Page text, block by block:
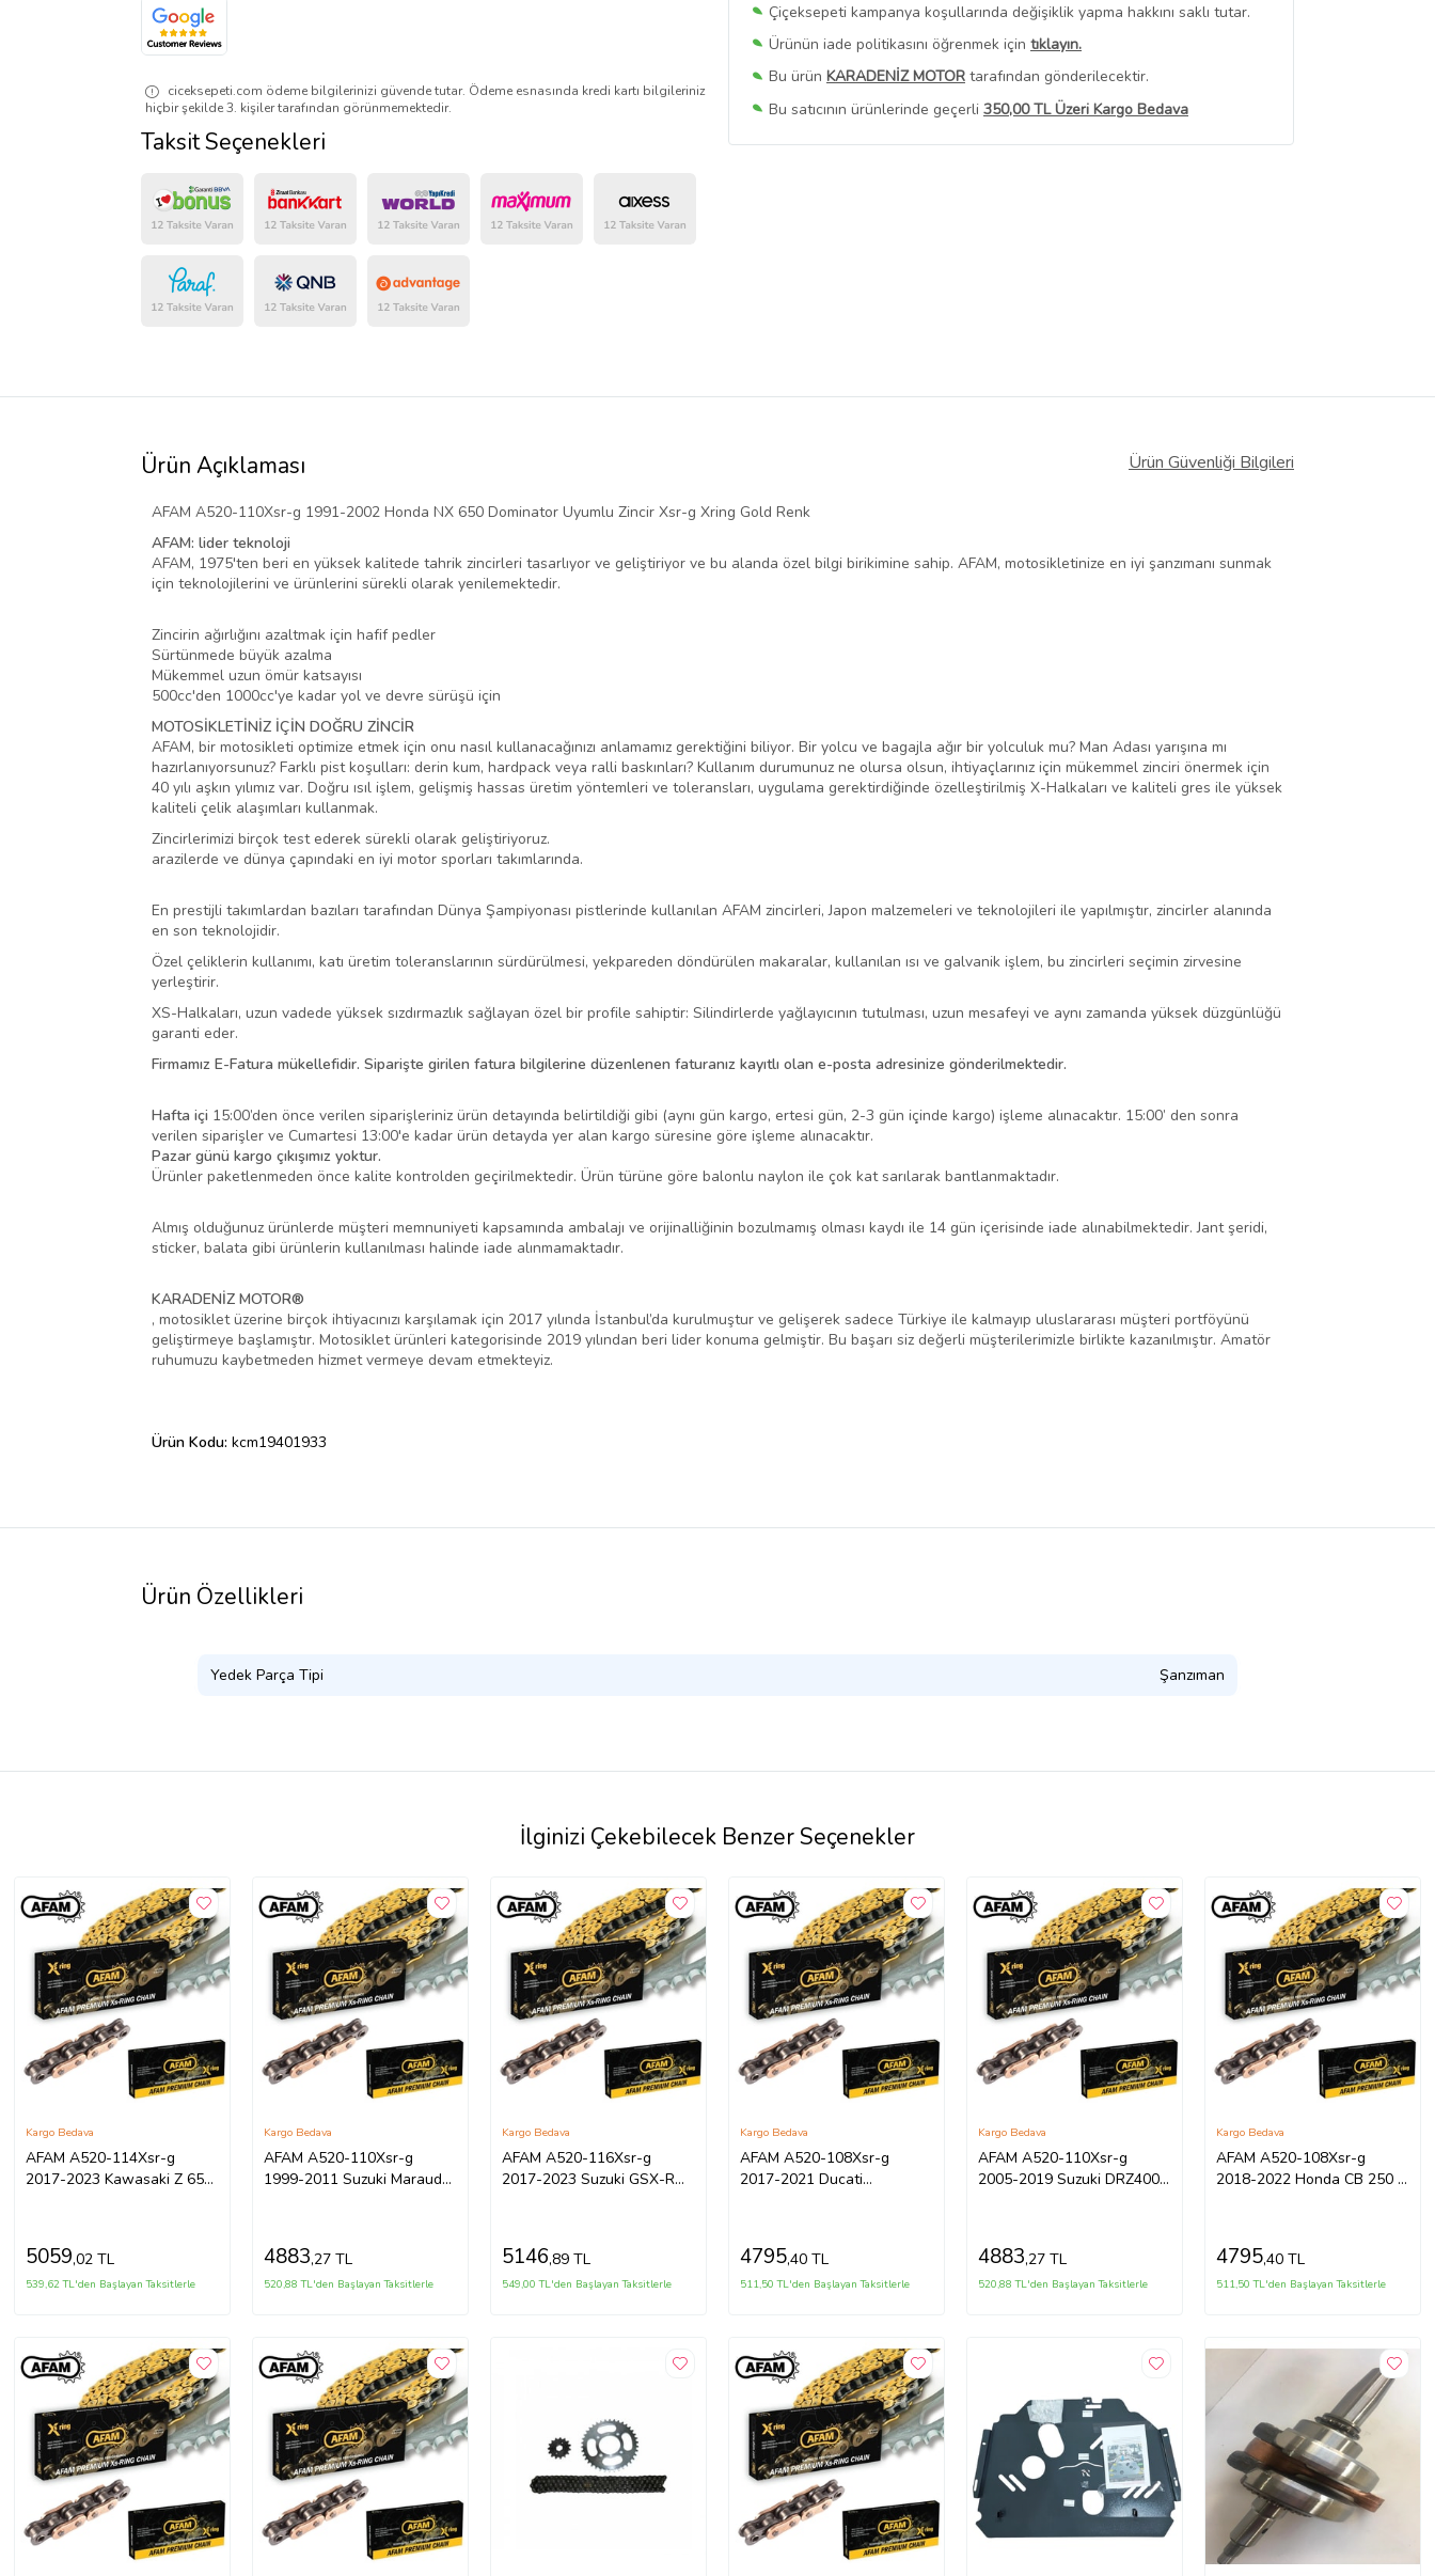
Çiçeksepeti kampanya koşullarında değişiklik yapma hakkını saklı tutar.
Ürünün iade politikasını öğrenmek için tıklayın.
Bu ürün KARADENİZ MOTOR tarafından gönderilecektir.
Bu satıcının ürünlerinde geçerli 350,00 TL Üzeri Kargo Bedava
Bu SatıcınınTüm Ürünlerini Görüntüle
ciceksepeti.com ödeme bilgilerinizi güvende tutar. Ödeme esnasında kredi kartı bilgileriniz
hiçbir şekilde 3. kişiler tarafından görünmemektedir.
Taksit Seçenekleri
Ürün Açıklaması Ürün Güvenliği Bilgileri
AFAM A520-110Xsr-g 1991-2002 Honda NX 650 Dominator Uyumlu Zincir Xsr-g Xring Gold Renk
AFAM: lider teknoloji
AFAM, 1975'ten beri en yüksek kalitede tahrik zincirleri tasarlıyor ve geliştiriyor ve bu alanda özel bilgi birikimine sahip. AFAM, motosikletinize en iyi şanzımanı sunmak
için teknolojilerini ve ürünlerini sürekli olarak yenilemektedir.
Zincirin ağırlığını azaltmak için hafif pedler
Sürtünmede büyük azalma
Mükemmel uzun ömür katsayısı
500cc'den 1000cc'ye kadar yol ve devre sürüşü için
MOTOSİKLETİNİZ İÇİN DOĞRU ZİNCİR
AFAM, bir motosikleti optimize etmek için onu nasıl kullanacağınızı anlamamız gerektiğini biliyor. Bir yolcu ve bagajla ağır bir yolculuk mu? Man Adası yarışına mı
hazırlanıyorsunuz? Farklı pist koşulları: derin kum, hardpack veya ralli baskınları? Kullanım durumunuz ne olursa olsun, ihtiyaçlarınız için mükemmel zinciri önermek için
40 yılı aşkın yılımız var. Doğru ısıl işlem, gelişmiş hassas üretim yöntemleri ve toleransları, uygulama gerektirdiğinde özelleştirilmiş X-Halkaları ve kaliteli gres ile yüksek
kaliteli çelik alaşımları kullanmak.
Zincirlerimizi birçok test ederek sürekli olarak geliştiriyoruz.
arazilerde ve dünya çapındaki en iyi motor sporları takımlarında.
En prestijli takımlardan bazıları tarafından Dünya Şampiyonası pistlerinde kullanılan AFAM zincirleri, Japon malzemeleri ve teknolojileri ile yapılmıştır, zincirler alanında
en son teknolojidir.
Özel çeliklerin kullanımı, katı üretim toleranslarının sürdürülmesi, yekpareden döndürülen makaralar, kullanılan ısı ve galvanik işlem, bu zincirleri seçimin zirvesine
yerleştirir.
XS-Halkaları, uzun vadede yüksek sızdırmazlık sağlayan özel bir profile sahiptir: Silindirlerde yağlayıcının tutulması, uzun mesafeyi ve aynı zamanda yüksek düzgünlüğü
garanti eder.
Firmamız E-Fatura mükellefidir. Siparişte girilen fatura bilgilerine düzenlenen faturanız kayıtlı olan e-posta adresinize gönderilmektedir.
Hafta içi 15:00’den önce verilen siparişleriniz ürün detayında belirtildiği gibi (aynı gün kargo, ertesi gün, 2-3 gün içinde kargo) işleme alınacaktır. 15:00’ den sonra
verilen siparişler ve Cumartesi 13:00'e kadar ürün detayda yer alan kargo süresine göre işleme alınacaktır.
Pazar günü kargo çıkışımız yoktur.
Ürünler paketlenmeden önce kalite kontrolden geçirilmektedir. Ürün türüne göre balonlu naylon ile çok kat sarılarak bantlanmaktadır.
Almış olduğunuz ürünlerde müşteri memnuniyeti kapsamında ambalajı ve orijinalliğinin bozulmamış olması kaydı ile 14 gün içerisinde iade alınabilmektedir. Jant şeridi,
sticker, balata gibi ürünlerin kullanılması halinde iade alınmamaktadır.
KARADENİZ MOTOR®
, motosiklet üzerine birçok ihtiyacınızı karşılamak için 2017 yılında İstanbul’da kurulmuştur ve gelişerek sadece Türkiye ile kalmayıp uluslararası müşteri portföyünü
geliştirmeye başlamıştır. Motosiklet ürünleri kategorisinde 2019 yılından beri lider konuma gelmiştir. Bu başarı siz değerli müşterilerimizle birlikte kazanılmıştır. Amatör
ruhumuzu kaybetmeden hizmet vermeye devam etmekteyiz.
Ürün Kodu: kcm19401933
Ürün Özellikleri
Yedek Parça Tipi Şanzıman
İlginizi Çekebilecek Benzer Seçenekler
AFAM A520-114Xsr-g
2017-2023 Kawasaki Z 650
Kargo Bedava
5059,02 TL
539,62 TL'den Başlayan Taksitlerle
AFAM A520-110Xsr-g
1999-2011 Suzuki Marauder
Kargo Bedava
4883,27 TL
520,88 TL'den Başlayan Taksitlerle
AFAM A520-116Xsr-g
2017-2023 Suzuki GSX-R
Kargo Bedava
5146,89 TL
549,00 TL'den Başlayan Taksitlerle
AFAM A520-108Xsr-g
2017-2021 Ducati
Kargo Bedava
4795,40 TL
511,50 TL'den Başlayan Taksitlerle
AFAM A520-110Xsr-g
2005-2019 Suzuki DRZ400
Kargo Bedava
4883,27 TL
520,88 TL'den Başlayan Taksitlerle
AFAM A520-108Xsr-g
2018-2022 Honda CB 250 R
Kargo Bedava
4795,40 TL
511,50 TL'den Başlayan Taksitlerle